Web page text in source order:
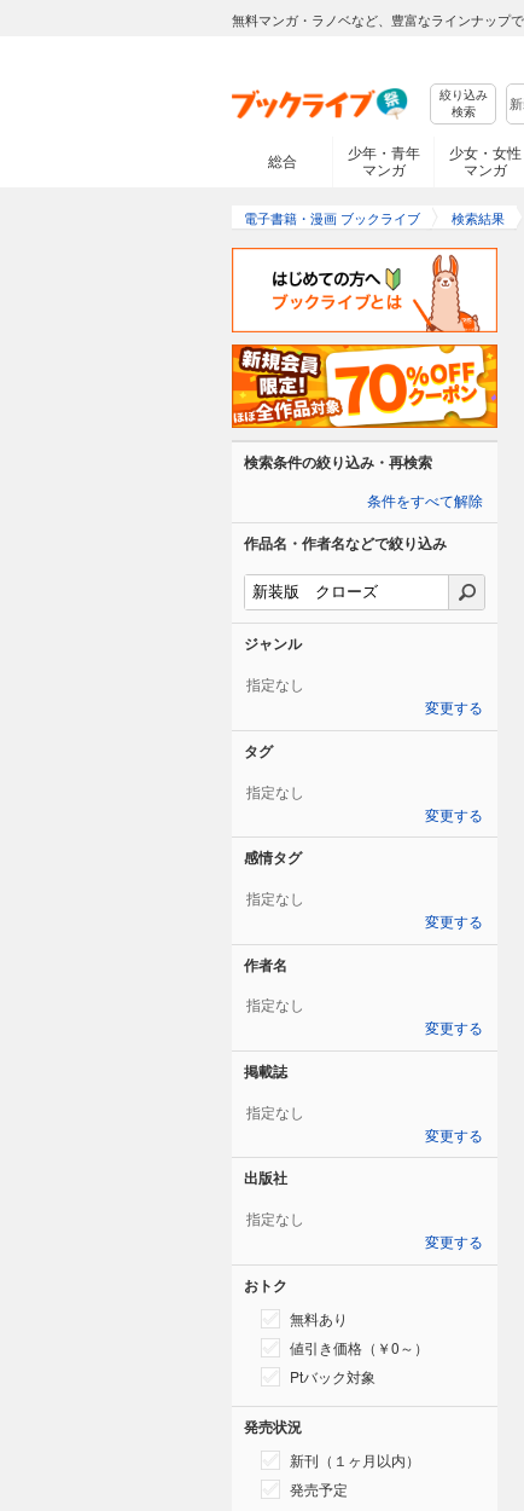
無料マンガ・ラノベなど、豊富なラインナップ
絞り込み
検索
総合
少年・青年
マンガ
少女・女性
マンガ
電子書籍・漫画 ブックライブ 検索結果
検索条件の絞り込み・再検索
条件をすべて解除
作品名・作者名などで絞り込み
ジャンル
指定なし
変更する
タグ
指定なし
変更する
感情タグ
指定なし
変更する
作者名
指定なし
変更する
掲載誌
指定なし
変更する
出版社
指定なし
変更する
おトク
無料あり
値引き価格（￥0～）
Ptバック対象
発売状況
新刊（１ヶ月以内）
発売予定